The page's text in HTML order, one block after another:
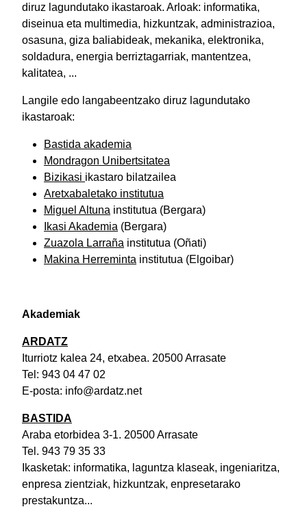
diruz lagundutako ikastaroak. Arloak: informatika,
diseinua eta multimedia, hizkuntzak, administrazioa,
osasuna, giza baliabideak, mekanika, elektronika,
soldadura, energia berriztagarriak, mantentzea,
kalitatea, ...
Langile edo langabeentzako diruz lagundutako
ikastaroak:
Bastida akademia
Mondragon Unibertsitatea
Bizikasi ikastaro bilatzailea
Aretxabaletako institutua
Miguel Altuna institutua (Bergara)
Ikasi Akademia (Bergara)
Zuazola Larraña institutua (Oñati)
Makina Herreminta institutua (Elgoibar)
Akademiak
ARDATZ
Iturriotz kalea 24, etxabea. 20500 Arrasate
Tel: 943 04 47 02
E-posta: info@ardatz.net
BASTIDA
Araba etorbidea 3-1. 20500 Arrasate
Tel. 943 79 35 33
Ikasketak: informatika, laguntza klaseak, ingeniaritza,
enpresa zientziak, hizkuntzak, enpresetarako
prestakuntza...